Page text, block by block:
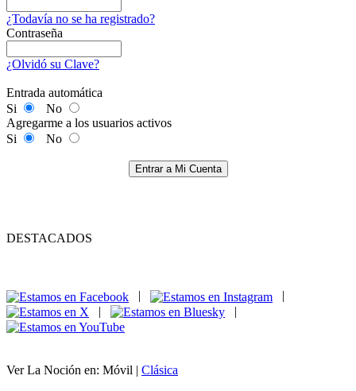
¿Todavía no se ha registrado?
Contraseña
¿Olvidó su Clave?
Entrada automática
Si
No
Agregarme a los usuarios activos
Si
No
Entrar a Mi Cuenta
DESTACADOS
|
|
Ver La Noción en: Móvil | Clásica